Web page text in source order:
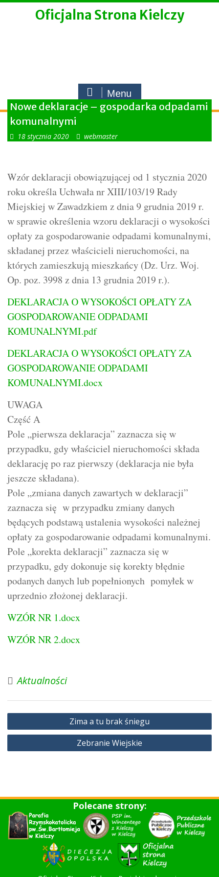
Skip
Oficjalna Strona Kielczy
Menu
Nowe deklaracje – gospodarka odpadami
komunalnymi
18 stycznia 2020 webmaster
Wzór deklaracji obowiązującej od 1 stycznia 2020
roku określa Uchwała nr XIII/103/19 Rady
Miejskiej w Zawadzkiem z dnia 9 grudnia 2019 r.
w sprawie określenia wzoru deklaracji o wysokości
opłaty za gospodarowanie odpadami komunalnymi,
składanej przez właścicieli nieruchomości, na
których zamieszkują mieszkańcy (Dz. Urz. Woj.
Op. poz. 3998 z dnia 13 grudnia 2019 r.).
DEKLARACJA O WYSOKOŚCI OPŁATY ZA
GOSPODAROWANIE ODPADAMI
KOMUNALNYMI.pdf
DEKLARACJA O WYSOKOŚCI OPŁATY ZA
GOSPODAROWANIE ODPADAMI
KOMUNALNYMI.docx
UWAGA
Część A
Pole „pierwsza deklaracja” zaznacza się w
przypadku, gdy właściciel nieruchomości składa
deklarację po raz pierwszy (deklaracja nie była
jeszcze składana).
Pole „zmiana danych zawartych w deklaracji”
zaznacza się w przypadku zmiany danych
będących podstawą ustalenia wysokości należnej
opłaty za gospodarowanie odpadami komunalnymi.
Pole „korekta deklaracji” zaznacza się w
przypadku, gdy dokonuje się korekty błędnie
podanych danych lub popełnionych pomyłek w
uprzednio złożonej deklaracji.
WZÓR NR 1.docx
WZÓR NR 2.docx
Aktualności
Nawigacja
wpisu
Zima a tu brak śniegu
Zebranie Wiejskie
Polecane strony: